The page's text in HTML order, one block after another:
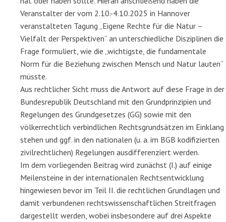
Veranstalter der vom 2.10.-4.10.2025 in Hannover
veranstalteten Tagung „Eigene Rechte für die Natur –
Vielfalt der Perspektiven“ an unterschiedliche Disziplinen die
Frage formuliert, wie die „wichtigste, die fundamentale
Norm für die Beziehung zwischen Mensch und Natur lauten“
müsste.
Aus rechtlicher Sicht muss die Antwort auf diese Frage in der
Bundesrepublik Deutschland mit den Grundprinzipien und
Regelungen des Grundgesetzes (GG) sowie mit den
völkerrechtlich verbindlichen Rechtsgrundsätzen im Einklang
stehen und ggf. in den nationalen (u. a. im BGB kodifizierten
zivilrechtlichen) Regelungen ausdifferenziert werden.
Im dem vorliegenden Beitrag wird zunächst (I.) auf einige
Meilensteine in der internationalen Rechtsentwicklung
hingewiesen bevor im Teil II. die rechtlichen Grundlagen und
damit verbundenen rechtswissenschaftlichen Streitfragen
dargestellt werden, wobei insbesondere auf drei Aspekte